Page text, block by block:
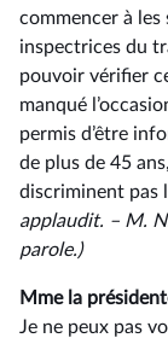
commencer à les
inspectrices du
pouvoir vérifier
manqué
permis d’être
de plus de 45
discriminent pas
applaudit. –⁠ M.
parole.)
Mme la
Je ne peux pas